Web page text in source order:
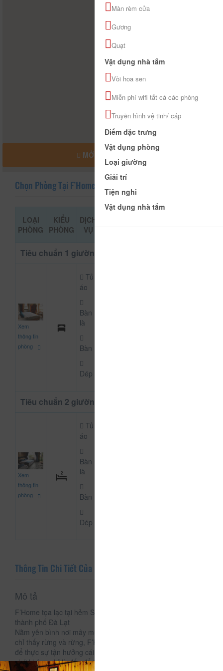
MỞ RỘNG BẢN ĐỒ
Chọn Phòng Tại F’Home
LOẠI
PHÒNG
KIỂU
PHÒNG
DỊCH
VỤ
Tiêu chuẩn 1 giường
Xem
thông tin
phòng
Tủ
áo
Bàn
là
Bàn
Dép
Tiêu chuẩn 2 giường
Xem
thông tin
phòng
Tủ
áo
Bàn
là
Bàn
Dép
Thông Tin Chi Tiết Của F’Home
Mô tả
F’Home tọa lạc tại hẻm Số 9 - Đường Mê Linh - Phường 9,
thành phố Đà Lạt
Nằm yên bình nơi mây mù và rừng thông bao phủ, 4 phương
chỉ thấy rừng và rừng, F’Home dành cho những người đến
để thực sự tận hưởng cái bình yên, giản dị vốn có của Đà Lạt
chứ không chỉ là đến để trở về.
Màn rèm cửa
Gương
Quạt
Vật dụng nhà tắm
Vòi hoa sen
Miễn phí wifi tất cả các phòng
Truyền hình vệ tinh/ cáp
Điểm đặc trưng
Vật dụng phòng
Loại giường
Giải trí
Tiện nghi
Vật dụng nhà tắm